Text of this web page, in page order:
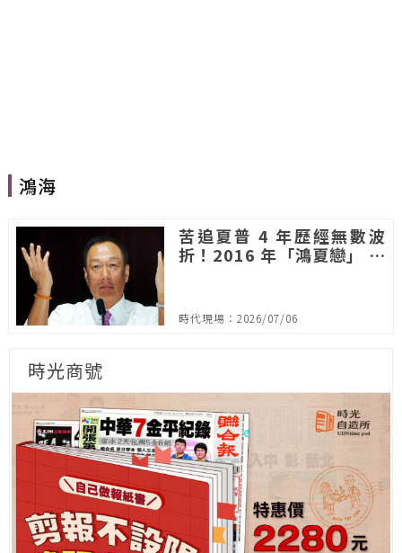
鴻海
苦追夏普 4 年歷經無數波
折！2016 年「鴻夏戀」 成
時代現場：2026/07/06
時光商號